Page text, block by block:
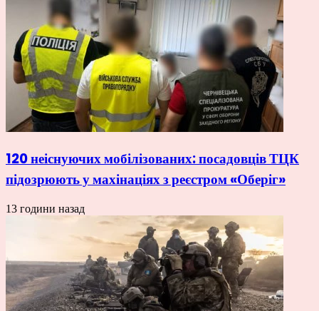
120 неіснуючих мобілізованих: посадовців ТЦК
підозрюють у махінаціях з реєстром «Оберіг»
13 години назад